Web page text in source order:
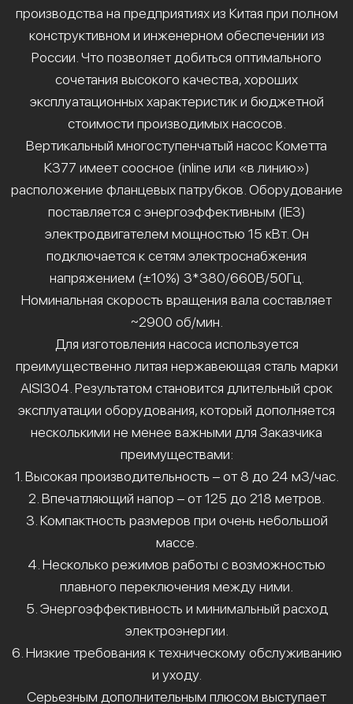
производства на предприятиях из Китая при полном
конструктивном и инженерном обеспечении из
России. Что позволяет добиться оптимального
сочетания высокого качества, хороших
эксплуатационных характеристик и бюджетной
стоимости производимых насосов.
Вертикальный многоступенчатый насос Кометта
К377 имеет соосное (inline или «в линию»)
расположение фланцевых патрубков. Оборудование
поставляется с энергоэффективным (IE3)
электродвигателем мощностью 15 кВт. Он
подключается к сетям электроснабжения
напряжением (±10%) 3*380/660В/50Гц.
Номинальная скорость вращения вала составляет
~2900 об/мин.
Для изготовления насоса используется
преимущественно литая нержавеющая сталь марки
AISI304. Результатом становится длительный срок
эксплуатации оборудования, который дополняется
несколькими не менее важными для Заказчика
преимуществами:
1. Высокая производительность – от 8 до 24 м3/час.
2. Впечатляющий напор – от 125 до 218 метров.
3. Компактность размеров при очень небольшой
массе.
4. Несколько режимов работы с возможностью
плавного переключения между ними.
5. Энергоэффективность и минимальный расход
электроэнергии.
6. Низкие требования к техническому обслуживанию
и уходу.
Серьезным дополнительным плюсом выступает